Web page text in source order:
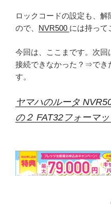
ロックコードの設定も、
ので、 NVR500 には持って
今回は、ここまです。次回
接続できなかった？⇒でき
す。
ヤマハのルータ
の２ FAT32フォーマッ